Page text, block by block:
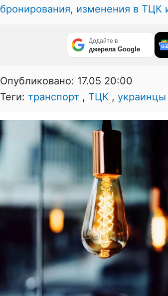
бронирования, изменения в ТЦК
Додайте в
джерела Google
Опубликовано: 17.05 20:00
Теги: транспорт , ТЦК , украинцы